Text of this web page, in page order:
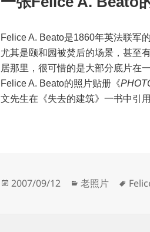
Felice A. Beato是1860年英法联军
尤其是颐和园被焚后的场景，甚至
居那里，很可惜的是大部分底片在
Felice A. Beato的照片贴册《
文先生在《失去的建筑》一书中引
发
2007/09/12
分
老照片
标